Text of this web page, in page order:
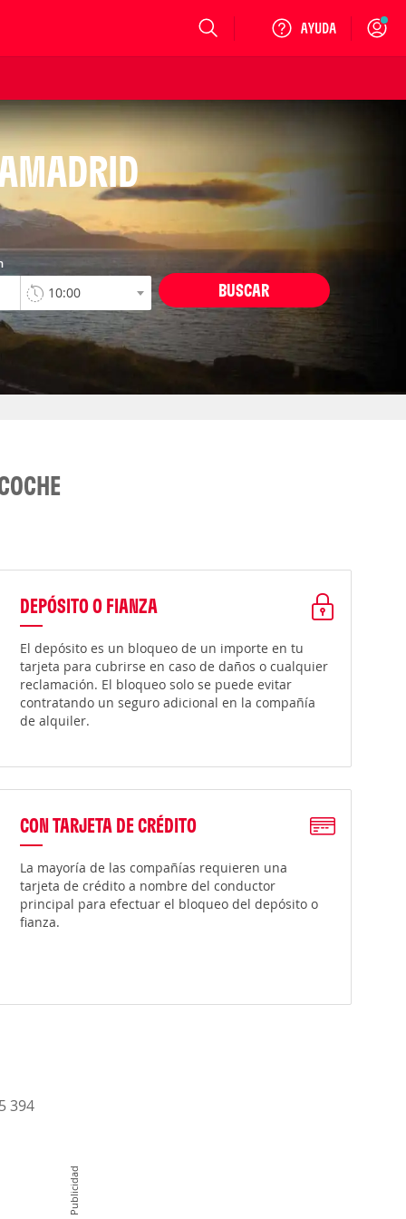
Login
BUSCAR
DEPÓSITO O FIANZA
El depósito es un bloqueo de un importe en tu
tarjeta para cubrirse en caso de daños o cualquier
reclamación. El bloqueo solo se puede evitar
contratando un seguro adicional en la compañía
de alquiler.
CON TARJETA DE CRÉDITO
La mayoría de las compañías requieren una
tarjeta de crédito a nombre del conductor
principal para efectuar el bloqueo del depósito o
fianza.
394
Publicidad